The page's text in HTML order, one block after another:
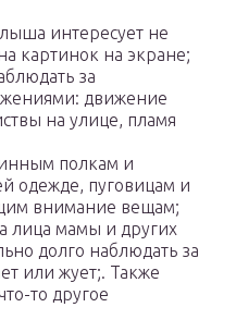
интересует не
картинок на экране;
за
движение
на улице, пламя
полкам и
одежде, пуговицам и
внимание вещам;
лица мамы и других
долго наблюдать за
или жует;. Также
то другое